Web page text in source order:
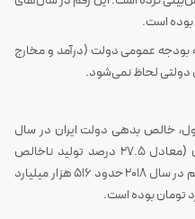
بودجه عمومی دولت (درآمد و مخارج
دولتی لحاظ نمی‌شود.
خالص بدهی دولت ایران در سال
2019 به بیش از 669 هزار میلیارد تومان (معادل 27.5 درصد تولید ناخالص
داخلی به قیمت جاری) خواهد بود. این رقم در سال 2018 حدود 516 هزار میلیارد